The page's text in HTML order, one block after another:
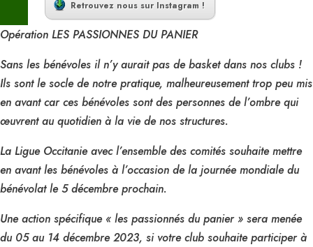
Retrouvez nous sur Instagram !
Opération LES PASSIONNES DU PANIER
Sans les bénévoles il n’y aurait pas de basket dans nos clubs !
Ils sont le socle de notre pratique, malheureusement trop peu mis
en avant car ces bénévoles sont des personnes de l’ombre qui
œuvrent au quotidien à la vie de nos structures.
La Ligue Occitanie avec l’ensemble des comités souhaite mettre
en avant les bénévoles à l’occasion de la journée mondiale du
bénévolat le 5 décembre prochain.
Une action spécifique « les passionnés du panier » sera menée
du 05 au 14 décembre 2023, si votre club souhaite participer à